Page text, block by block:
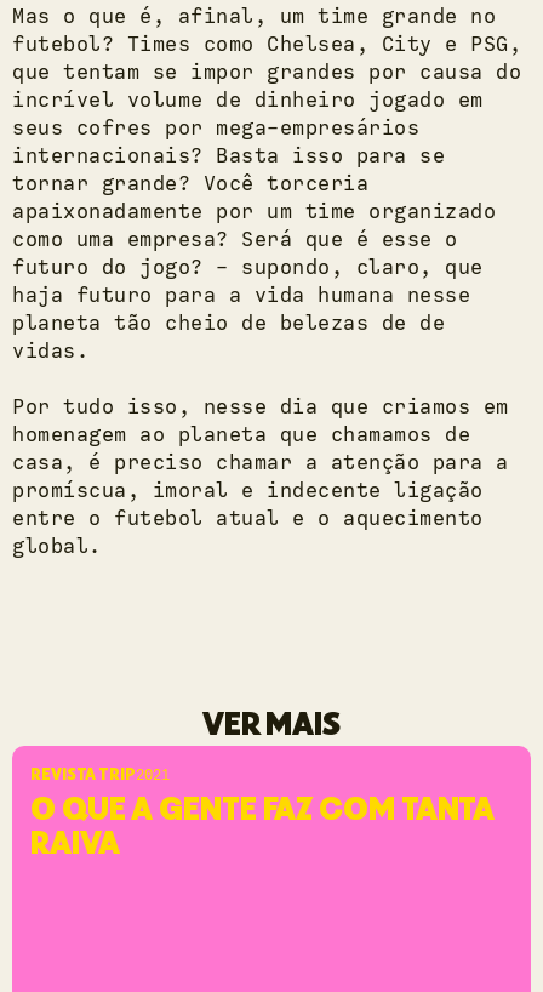
Mas o que é, afinal, um time grande no
futebol? Times como Chelsea, City e PSG,
que tentam se impor grandes por causa do
incrível volume de dinheiro jogado em
seus cofres por mega-empresários
internacionais? Basta isso para se
tornar grande? Você torceria
apaixonadamente por um time organizado
como uma empresa? Será que é esse o
futuro do jogo? - supondo, claro, que
haja futuro para a vida humana nesse
planeta tão cheio de belezas de de
vidas.
Por tudo isso, nesse dia que criamos em
homenagem ao planeta que chamamos de
casa, é preciso chamar a atenção para a
promíscua, imoral e indecente ligação
entre o futebol atual e o aquecimento
global.
VER MAIS
REVISTA TRIP2021
O QUE A GENTE FAZ COM TANTA
RAIVA